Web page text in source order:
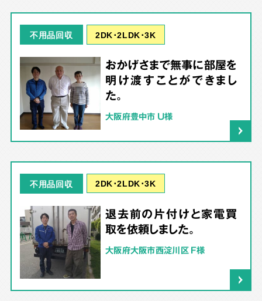
不用品回収 2DK･2LDK･3K
おかげさまで無事に部屋を
明け渡すことができまし
た。
大阪府豊中市 U様
不用品回収 2DK･2LDK･3K
退去前の片付けと家電買
取を依頼しました。
大阪府大阪市西淀川区 F様